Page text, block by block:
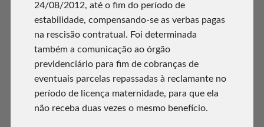
24/08/2012, até o fim do período de
estabilidade, compensando-se as verbas pagas
na rescisão contratual. Foi determinada
também a comunicação ao órgão
previdenciário para fim de cobranças de
eventuais parcelas repassadas à reclamante no
período de licença maternidade, para que ela
não receba duas vezes o mesmo benefício.